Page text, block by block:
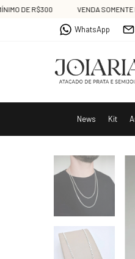
DE R$300 VENDA SOMENTE NO
WhatsApp
News Kit